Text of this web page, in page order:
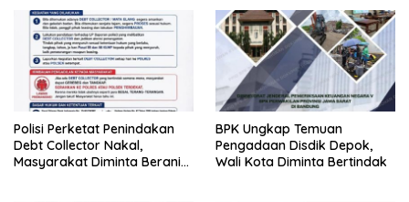
Polisi Perketat Penindakan
Debt Collector Nakal,
Masyarakat Diminta Berani
BPK Ungkap Temuan
Pengadaan Disdik Depok,
Wali Kota Diminta Bertindak